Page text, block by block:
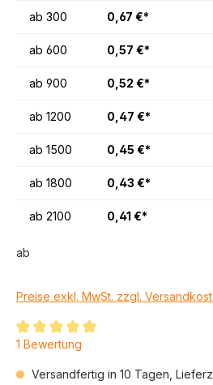
ab 300 0,67 €*
ab 600 0,57 €*
ab 900 0,52 €*
ab 1200 0,47 €*
ab 1500 0,45 €*
ab 1800 0,43 €*
ab 2100 0,41 €*
ab
Preise exkl. MwSt. zzgl.
1 Bewertung
Versandfertig in 10 Tagen,